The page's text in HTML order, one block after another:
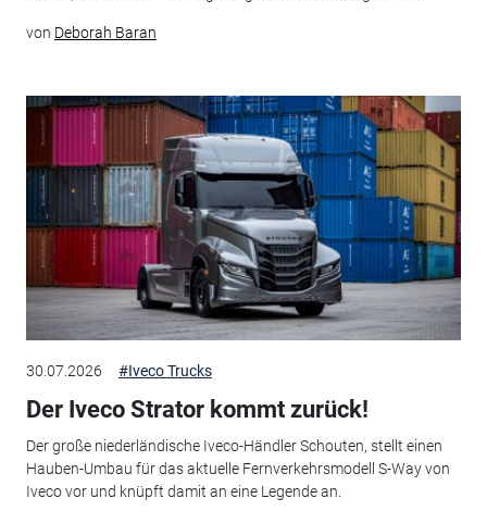
von Deborah Baran
30.07.2026 #Iveco Trucks
Der Iveco Strator kommt zurück!
Der große niederländische Iveco-Händler Schouten, stellt einen
Hauben-Umbau für das aktuelle Fernverkehrsmodell S-Way von
Iveco vor und knüpft damit an eine Legende an.